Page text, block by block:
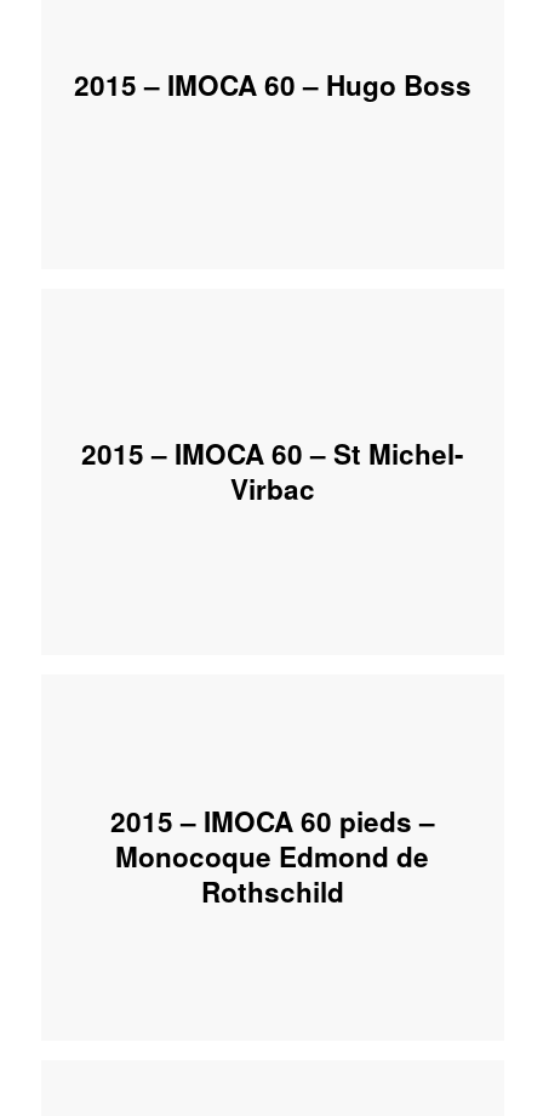
2015 – IMOCA 60 – Hugo Boss
2015 – IMOCA 60 – St Michel-
Virbac
2015 – IMOCA 60 pieds –
Monocoque Edmond de
Rothschild